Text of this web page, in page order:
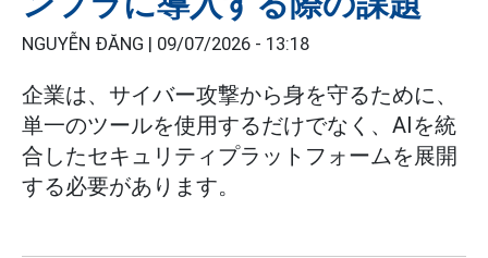
NGUYỄN ĐĂNG | 09/07/2026 - 13:18
企業は、サイバー攻撃から身を守るために、
単一のツールを使用するだけでなく、AIを統
合したセキュリティプラットフォームを展開
する必要があります。